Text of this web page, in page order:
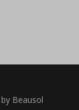
Beausol